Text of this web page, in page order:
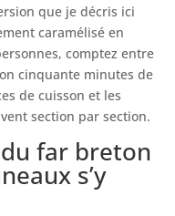
que je décris ici
caramélisé en
comptez entre
cinquante minutes de
de cuisson et les
section par section.
far breton
s’y